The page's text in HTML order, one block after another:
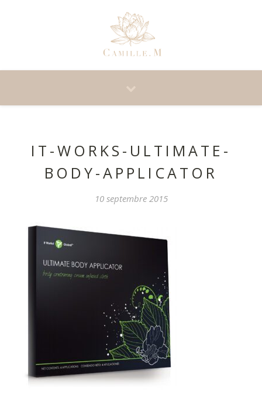
IT-WORKS-ULTIMATE-
BODY-APPLICATOR
10 septembre 2015